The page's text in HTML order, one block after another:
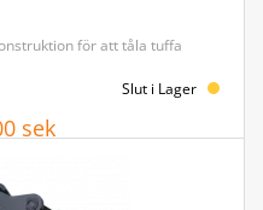
för att tåla tuffa
Slut i Lager
sek